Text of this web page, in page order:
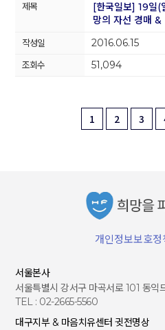
[한국일보] 19일(
망의 자선 경매
2016.06.15
51,094
1 2 3
개인정보보호정
서울본사
서울특별시 강서구 마곡서로 101 동익
TEL : 02-2665-5560
대구지부 & 마음치유센터 귓전명상